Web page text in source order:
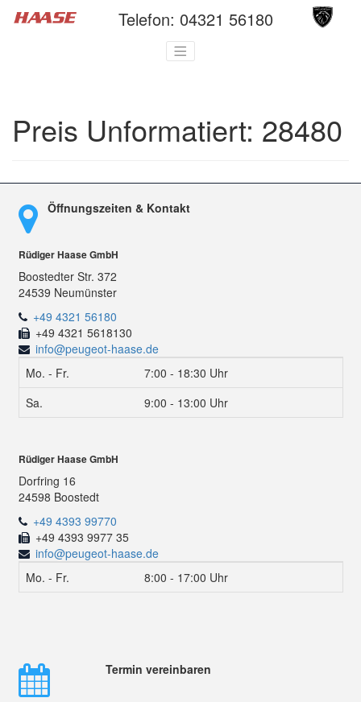
Telefon: 04321 56180
Preis Unformatiert: 28480
Öffnungszeiten & Kontakt
Rüdiger Haase GmbH
Boostedter Str. 372
24539 Neumünster
+49 4321 56180
+49 4321 5618130
info@peugeot-haase.de
Mo. - Fr.
7:00 - 18:30 Uhr
Sa.
9:00 - 13:00 Uhr
Rüdiger Haase GmbH
Dorfring 16
24598 Boostedt
+49 4393 99770
+49 4393 9977 35
info@peugeot-haase.de
Mo. - Fr.
8:00 - 17:00 Uhr
Termin vereinbaren